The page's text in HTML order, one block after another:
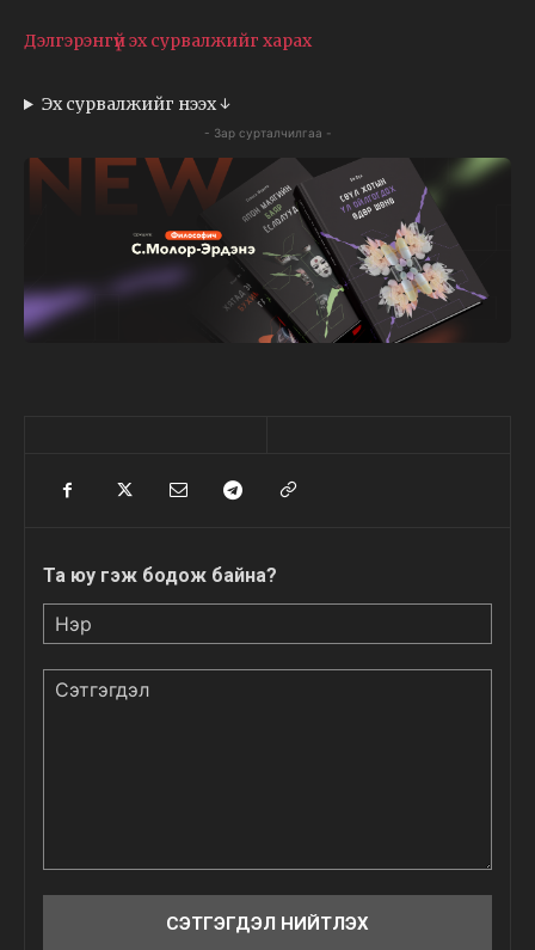
Дэлгэрэнгүй эх сурвалжийг харах
Эх сурвалжийг нээх ↓
- Зар сурталчилгаа -
Та юу гэж бодож байна?